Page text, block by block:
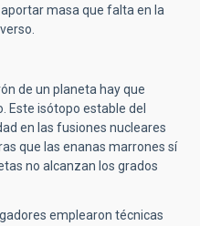
masa que falta en la
de un planeta hay que
Este isótopo estable del
en las fusiones nucleares
que las enanas marrones sí
no alcanzan los grados
emplearon técnicas